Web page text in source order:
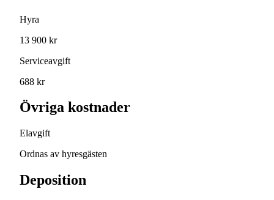
Hyra
13 900 kr
Serviceavgift
688 kr
Övriga kostnader
Elavgift
Ordnas av hyresgästen
Deposition